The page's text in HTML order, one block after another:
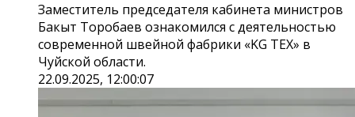
Заместитель председателя кабинета министров
Бакыт Торобаев ознакомился с деятельностью
современной швейной фабрики «KG TEX» в
Чуйской области.
22.09.2025, 12:00:07